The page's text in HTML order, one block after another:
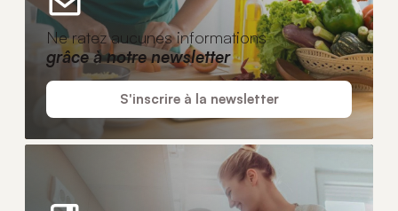
Ne ratez aucunes informations
grâce à notre newsletter
S'inscrire à la newsletter